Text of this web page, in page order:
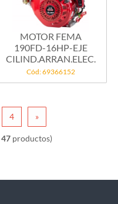
MOTOR FEMA
190FD-16HP-EJE
CILIND.ARRAN.ELEC.
Cód: 69366152
4 »
47productos)